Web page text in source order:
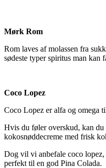
Mørk Rom
Rom laves af molassen fra
sødeste typer spiritus man kan
Coco Lopez
Coco Lopez er alfa og omega
Hvis du føler overskud, kan du
kokosnøddecreme med frisk
Dog vil vi anbefale coco
perfekt til en god Pina Colada.